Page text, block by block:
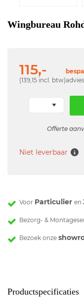
Wingbureau
115,-
(139,15 incl. btw)
Offerte
Niet leverbaar
Voor Particulier en
Bezorg- &
Bezoek onze
Productspecificaties